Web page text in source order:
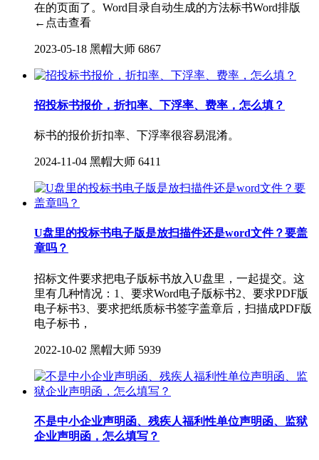
在的页面了。Word目录自动生成的方法标书Word排版
←点击查看
2023-05-18 黑帽大师 6867
招投标书报价，折扣率、下浮率、费率，怎么填？
标书的报价折扣率、下浮率很容易混淆。
2024-11-04 黑帽大师 6411
U盘里的投标书电子版是放扫描件还是word文件？要盖
章吗？
招标文件要求把电子版标书放入U盘里，一起提交。这
里有几种情况：1、要求Word电子版标书2、要求PDF版
电子标书3、要求把纸质标书签字盖章后，扫描成PDF版
电子标书，
2022-10-02 黑帽大师 5939
不是中小企业声明函、残疾人福利性单位声明函、监狱
企业声明函，怎么填写？